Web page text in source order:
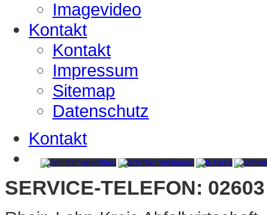
Imagevideo
Kontakt
Kontakt
Impressum
Sitemap
Datenschutz
Kontakt
SERVICE-TELEFON: